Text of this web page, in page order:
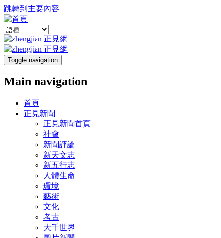
跳轉到主要內容
Toggle navigation
Main navigation
首頁
正見新聞
正見新聞首頁
社會
新聞評論
新天文志
新五行志
人體生命
環境
藝術
文化
考古
大千世界